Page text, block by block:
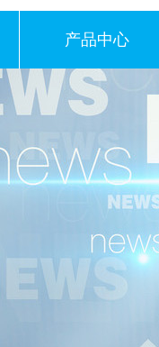
产品中心